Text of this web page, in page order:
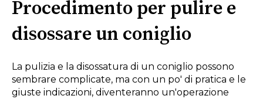
Procedimento per pulire e
disossare un coniglio
La pulizia e la disossatura di un coniglio possono
sembrare complicate, ma con un po' di pratica e le
giuste indicazioni, diventeranno un'operazione